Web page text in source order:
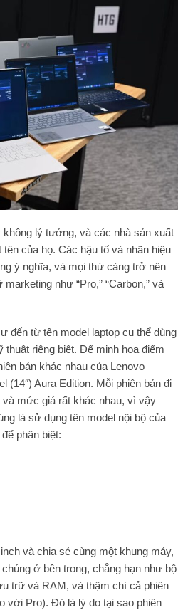
không lý tưởng, và các nhà sản xuất
của họ. Các hậu tố và nhãn hiệu
ý nghĩa, và mọi thứ càng trở nên
như “Pro,” “Carbon,” và
đến từ tên model laptop cụ thể dùng
thuật riêng biệt. Để minh họa điểm
bản khác nhau của Lenovo
(14″) Aura Edition. Mỗi phiên bản đi
mức giá rất khác nhau, vì vậy
là sử dụng tên model nội bộ của
phân biệt:
và chia sẻ cùng một khung máy,
ở bên trong, chẳng hạn như bộ
trữ và RAM, và thậm chí cả phiên
với Pro). Đó là lý do tại sao phiên